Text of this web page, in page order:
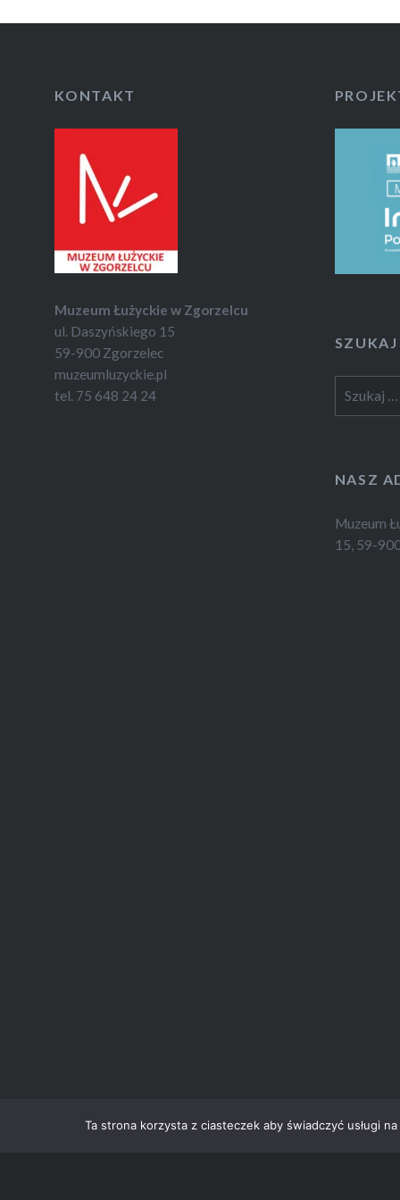
KONTAKT
Muzeum Łużyckie w Zgorzelcu
ul. Daszyńskiego 15
59-900 Zgorzelec
muzeumluzyckie.pl
tel. 75 648 24 24
SZUKAJ
NASZ
Muzeum
15, 59-
Ta strona korzysta z ciasteczek aby świadczyć usługi